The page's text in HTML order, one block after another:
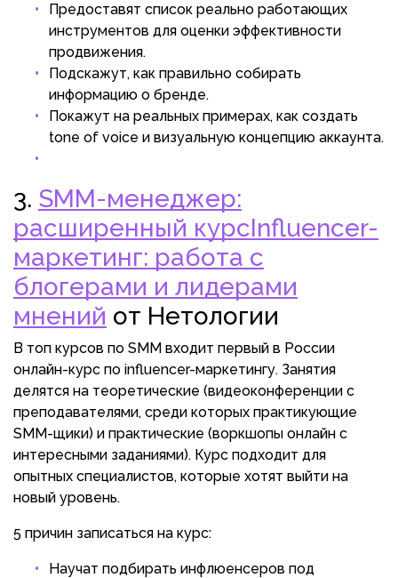
Предоставят список реально работающих
инструментов для оценки эффективности
продвижения.
Подскажут, как правильно собирать
информацию о бренде.
Покажут на реальных примерах, как создать
tone of voice и визуальную концепцию аккаунта.
3. SMM-менеджер:
расширенный курсInfluencer-
маркетинг: работа с
блогерами и лидерами
мнений от Нетологии
В топ курсов по SMM входит первый в России
онлайн-курс по influencer-маркетингу. Занятия
делятся на теоретические (видеоконференции с
преподавателями, среди которых практикующие
SMM-щики) и практические (воркшопы онлайн с
интересными заданиями). Курс подходит для
опытных специалистов, которые хотят выйти на
новый уровень.
5 причин записаться на курс:
Научат подбирать инфлюенсеров под